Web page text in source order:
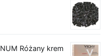
Różany krem